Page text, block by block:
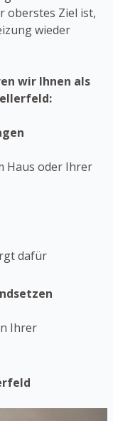
oberstes Ziel ist,
wieder
wir Ihnen als
Haus oder Ihrer
dafür
Ihrer